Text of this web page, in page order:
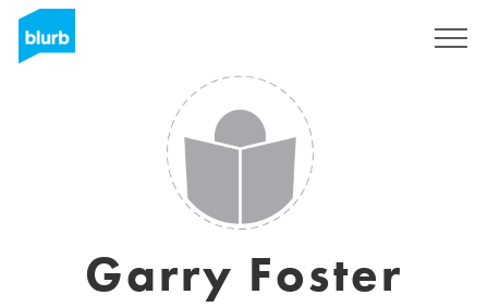
Garry Foster